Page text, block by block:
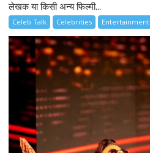
लेखक या किसी अन्य फिल्मी...
Celeb Talk Celebrities Entertainment